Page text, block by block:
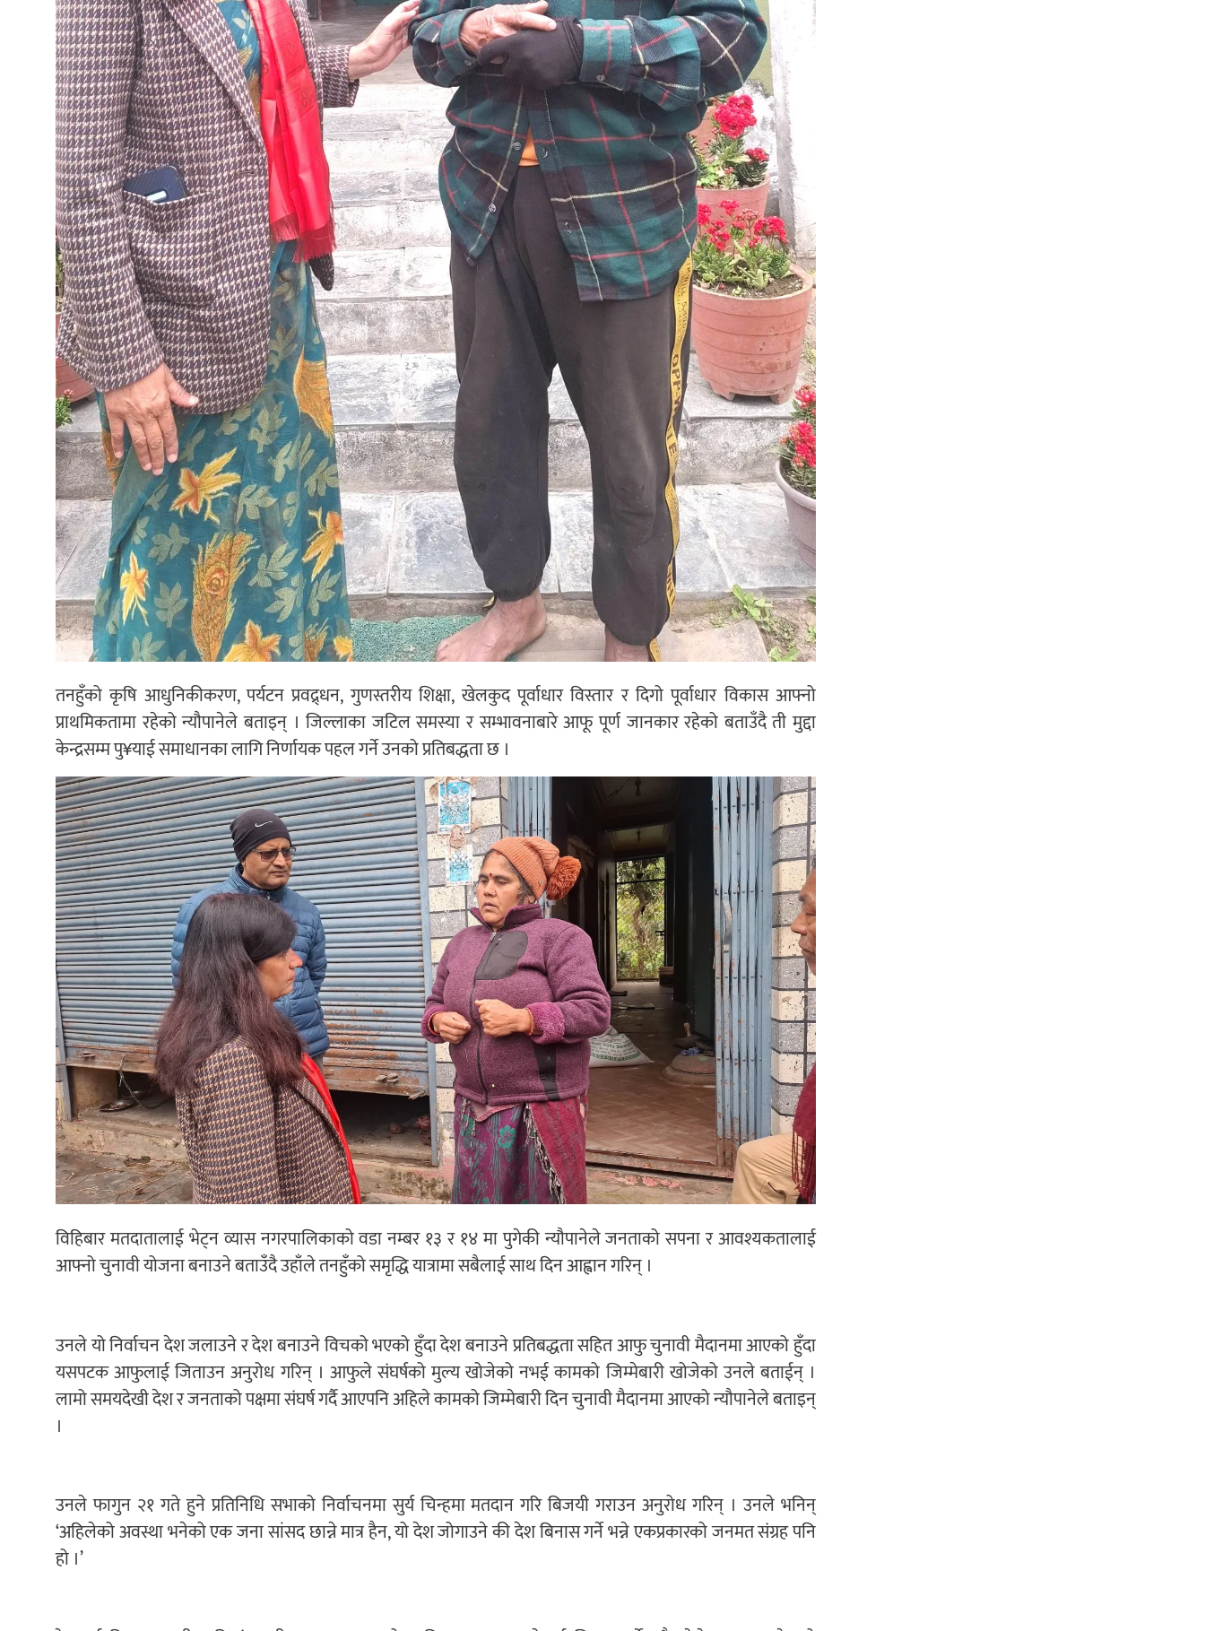
तनहुँको कृषि आधुनिकीकरण, पर्यटन प्रवद्र्धन, गुणस्तरीय शिक्षा, खेलकुद पूर्वाधार विस्तार र दिगो पूर्वाधार विकास आफ्नो
प्राथमिकतामा रहेको न्यौपानेले बताइन् । जिल्लाका जटिल समस्या र सम्भावनाबारे आफू पूर्ण जानकार रहेको बताउँदै ती मुद्दा
केन्द्रसम्म पु¥याई समाधानका लागि निर्णायक पहल गर्ने उनको प्रतिबद्धता छ ।
विहिबार मतदातालाई भेट्न व्यास नगरपालिकाको वडा नम्बर १३ र १४ मा पुगेकी न्यौपानेले जनताको सपना र आवश्यकतालाई
आफ्नो चुनावी योजना बनाउने बताउँदै उहाँले तनहुँको समृद्धि यात्रामा सबैलाई साथ दिन आह्वान गरिन् ।
उनले यो निर्वाचन देश जलाउने र देश बनाउने विचको भएको हुँदा देश बनाउने प्रतिबद्धता सहित आफु चुनावी मैदानमा आएको हुँदा
यसपटक आफुलाई जिताउन अनुरोध गरिन् । आफुले संघर्षको मुल्य खोजेको नभई कामको जिम्मेबारी खोजेको उनले बताईन् ।
लामो समयदेखी देश र जनताको पक्षमा संघर्ष गर्दै आएपनि अहिले कामको जिम्मेबारी दिन चुनावी मैदानमा आएको न्यौपानेले बताइन्
।
उनले फागुन २१ गते हुने प्रतिनिधि सभाको निर्वाचनमा सुर्य चिन्हमा मतदान गरि बिजयी गराउन अनुरोध गरिन् । उनले भनिन्
‘अहिलेको अवस्था भनेको एक जना सांसद छान्ने मात्र हैन, यो देश जोगाउने की देश बिनास गर्ने भन्ने एकप्रकारको जनमत संग्रह पनि
हो ।’